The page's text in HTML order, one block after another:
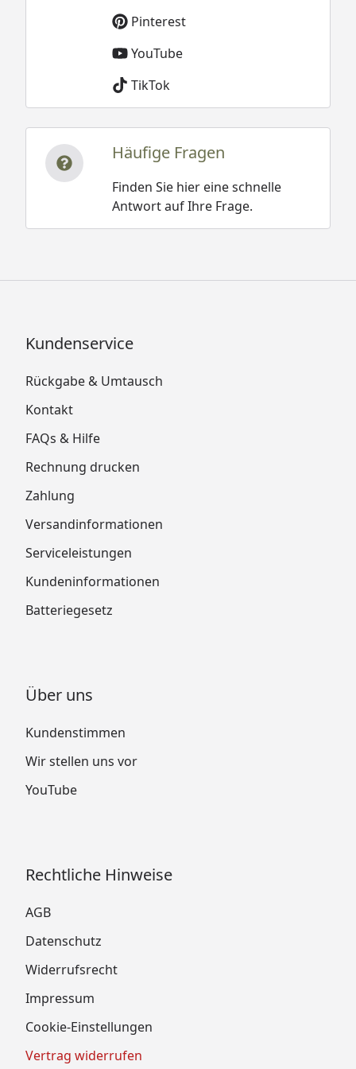
Weka 28 mm Gartenhaus 209 Gr. 2
Technische Daten
Weka 28 mm Gartenhaus 209 Gr. 2,5
Technische Daten
Weka 28 mm Gartenhaus 209 Gr. 3
Weka 28 mm Gartenhaus 209 Gr. 1,5
Fundamentplan
Weka 28 mm Gartenhaus 209 Gr. 2
Fundamentplan
Pinterest
YouTube
TikTok
Häufige Fragen
Finden Sie hier eine schnelle
Antwort auf Ihre Frage.
Kundenservice
Rückgabe & Umtausch
Kontakt
FAQs & Hilfe
Rechnung drucken
Zahlung
Versandinformationen
Serviceleistungen
Kundeninformationen
Batteriegesetz
Über uns
Kundenstimmen
Wir stellen uns vor
YouTube
Rechtliche Hinweise
AGB
Datenschutz
Widerrufsrecht
Impressum
Cookie-Einstellungen
Vertrag widerrufen